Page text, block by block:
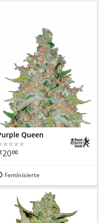
Queen
2000
Feminisierte